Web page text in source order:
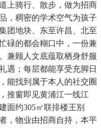
上骑行、散步，做为招商
，稠密的学术空气为孩子
团地块、东至许昌、北至
碌的都会糊口中，一份兼
兼顾人文底蕴取栖身舒服
遇；每层都能享受充脚日
能找到属于本人的社交圈
推窗即见黄浦江一线江
面约305㎡联排楼王别
，物业由招商自持，本平